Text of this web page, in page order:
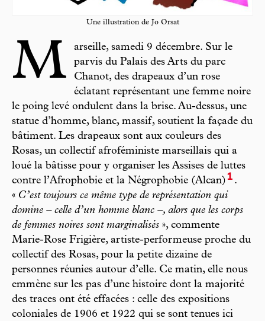
Une illustration de Jo Orsat
M
arseille, samedi 9 décem­bre. Sur le
parvis du Palais des Arts du parc
Chanot, des drapeaux d’un rose
éclatant représentant une femme noire
le poing levé ondulent dans la brise. Au-dessus, une
statue d’homme, blanc, massif, soutient la façade du
bâtiment. Les drapeaux sont aux couleurs des
Rosas, un collectif afroféministe marseillais qui a
loué la bâtisse pour y organiser les Assises de luttes
contre l’Afrophobie et la Négrophobie (Alcan)1 .
« C’est toujours ce même type de représentation qui
domine – celle d’un homme blanc –, alors que les corps
de femmes noires sont marginalisés », commente
Marie-Rose Frigière, artiste-performeuse proche du
collectif des Rosas, pour la petite dizaine de
personnes réunies autour d’elle. Ce matin, elle nous
emmène sur les pas d’une histoire dont la majorité
des traces ont été effacées : celle des expositions
coloniales de 1906 et 1922 qui se sont tenues ici